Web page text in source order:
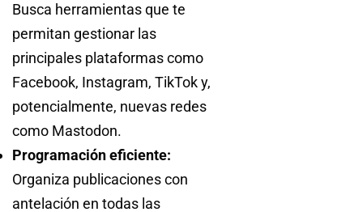
Busca herramientas que te
permitan gestionar las
principales plataformas como
Facebook, Instagram, TikTok y,
potencialmente, nuevas redes
como Mastodon.
Programación eficiente:
Organiza publicaciones con
antelación en todas las